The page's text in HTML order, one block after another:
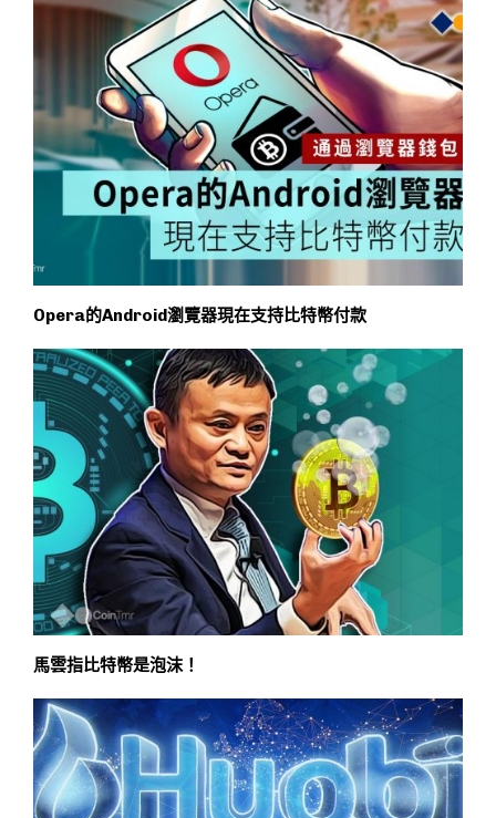
Opera的Android瀏覽器現在支持比特幣付款
馬雲指比特幣是泡沫！